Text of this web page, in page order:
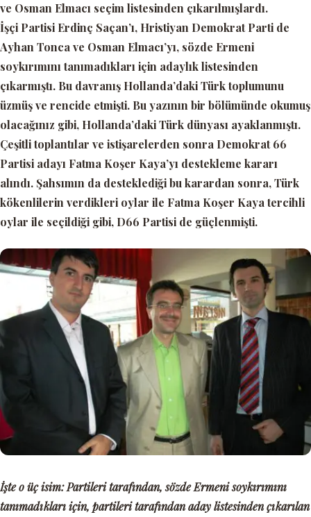
ve Osman Elmacı seçim listesinden çıkarılmışlardı.
İşçi Partisi Erdinç Saçan’ı, Hristiyan Demokrat Parti de
Ayhan Tonca ve Osman Elmacı’yı, sözde Ermeni
soykırımını tanımadıkları için adaylık listesinden
çıkarmıştı. Bu davranış Hollanda’daki Türk toplumunu
üzmüş ve rencide etmişti. Bu yazının bir bölümünde okumuş
olacağınız gibi, Hollanda’daki Türk dünyası ayaklanmıştı.
Çeşitli toplantılar ve istişarelerden sonra Demokrat 66
Partisi adayı Fatma Koşer Kaya’yı destekleme kararı
alındı. Şahsımın da desteklediği bu karardan sonra, Türk
kökenlilerin verdikleri oylar ile Fatma Koşer Kaya tercihli
oylar ile seçildiği gibi, D66 Partisi de güçlenmişti.
İşte o üç isim: Partileri tarafından, sözde Ermeni soykırımını
tanımadıkları için, partileri tarafından aday listesinden çıkarılan